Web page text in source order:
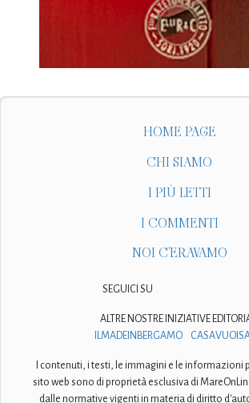
HOME PAGE
CHI SIAMO
I PIÙ LETTI
I COMMENTI
NOI C'ERAVAMO
SEGUICI SU
ALTRE NOSTRE INIZIATIVE
ILMADEINBERGAMO
I contenuti, i testi, le immagini e le informazioni
sito web sono di proprietà esclusiva di
dalle normative vigenti in materia di diritto